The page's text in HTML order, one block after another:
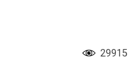
29915